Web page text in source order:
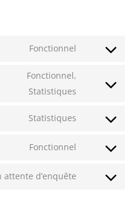
Fonctionnel
Consent
service
Fonctionnel,
Statistiques
Consent
service
Statistiques
Consent
google-
Fonctionnel
Consent
attente d’enquête
Consent